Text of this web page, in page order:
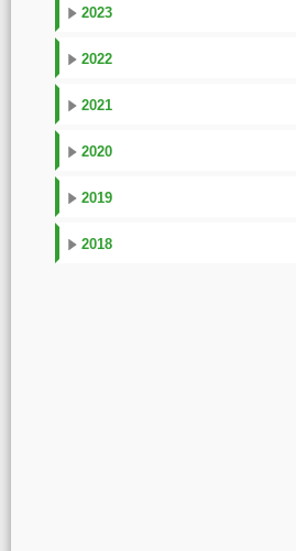
2023
2022
2021
2020
2019
2018